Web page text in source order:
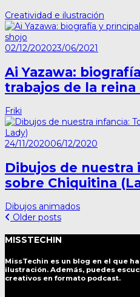
Creatividad e ilustración
02/12/202023/06/2021
Ai Yazawa:
trabajos de la reina
Friki
24/11/202006/12/2020
Dibujos de nuestra
sobre Chiquitina
Dibujos animados
Posts
navigation
Older posts
MISSTECHIN
MissTechin es un blog en el que
ilustración. Además, puedes
creativos en formato podcast.